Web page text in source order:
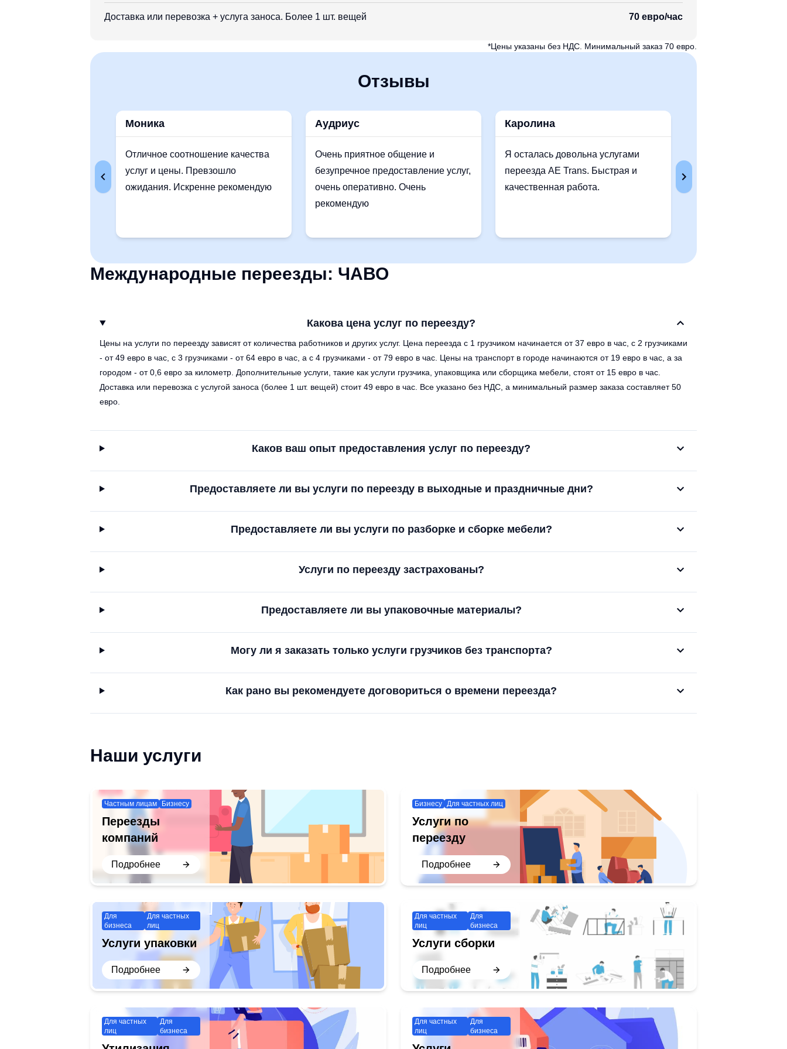
Доставка или перевозка + услуга заноса. Более 1 шт. вещей 70 евро/час
*Цены указаны без НДС. Минимальный заказ 70 евро.
Отзывы
Моника
Отличное соотношение качества
услуг и цены. Превзошло
ожидания. Искренне рекомендую
Аудриус
Очень приятное общение и
безупречное предоставление услуг,
очень оперативно. Очень
рекомендую
Каролина
Я осталась довольна услугами
переезда AE Trans. Быстрая и
качественная работа.
Международные переезды: ЧАВО
Какова цена услуг по переезду?
Цены на услуги по переезду зависят от количества работников и других услуг. Цена переезда с 1 грузчиком начинается от 37 евро в час, с 2 грузчиками
- от 49 евро в час, с 3 грузчиками - от 64 евро в час, а с 4 грузчиками - от 79 евро в час. Цены на транспорт в городе начинаются от 19 евро в час, а за
городом - от 0,6 евро за километр. Дополнительные услуги, такие как услуги грузчика, упаковщика или сборщика мебели, стоят от 15 евро в час.
Доставка или перевозка с услугой заноса (более 1 шт. вещей) стоит 49 евро в час. Все указано без НДС, а минимальный размер заказа составляет 50
евро.
Каков ваш опыт предоставления услуг по переезду?
Предоставляете ли вы услуги по переезду в выходные и праздничные дни?
Предоставляете ли вы услуги по разборке и сборке мебели?
Услуги по переезду застрахованы?
Предоставляете ли вы упаковочные материалы?
Могу ли я заказать только услуги грузчиков без транспорта?
Как рано вы рекомендуете договориться о времени переезда?
Наши услуги
Частным лицам Бизнесу
Переезды
компаний
Подробнее
Бизнесу Для частных лиц
Услуги по
переезду
Подробнее
Для
бизнеса
Для частных
лиц
Услуги упаковки
Подробнее
Для частных
лиц
Для
бизнеса
Услуги сборки
Подробнее
Для частных
лиц
Для
бизнеса
Для частных
лиц
Для
бизнеса